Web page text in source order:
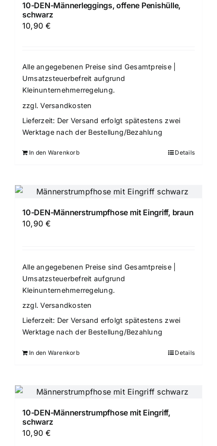
10-DEN-Männerleggings, offene Penishülle,
schwarz
10,90€
Alle angegebenen Preise sind Gesamtpreise |
Umsatzsteuerbefreit aufgrund
Kleinunternehmerregelung.
zzgl.Versandkosten
Lieferzeit: Der Versand erfolgt spätestens zwei
Werktage nach der Bestellung/Bezahlung
In den Warenkorb Details
10-DEN-Männerstrumpfhose mit Eingriff, braun
10,90€
Alle angegebenen Preise sind Gesamtpreise |
Umsatzsteuerbefreit aufgrund
Kleinunternehmerregelung.
zzgl.Versandkosten
Lieferzeit: Der Versand erfolgt spätestens zwei
Werktage nach der Bestellung/Bezahlung
In den Warenkorb Details
10-DEN-Männerstrumpfhose mit Eingriff,
schwarz
10,90€